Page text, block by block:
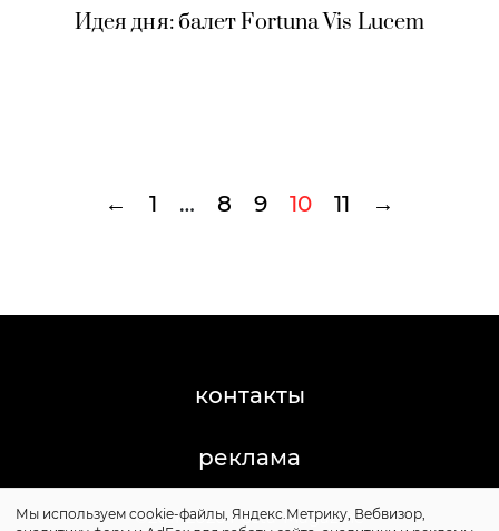
Идея дня: балет Fortuna Vis Lucem
← 1 … 8 9 10 11 →
контакты
реклама
©2011-2026 Posta-Magazine
Мы используем cookie-файлы, Яндекс.Метрику, Вебвизор,